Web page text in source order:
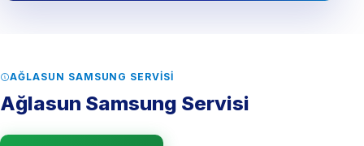
AĞLASUN SAMSUNG SERVISI
Ağlasun Samsung Servisi